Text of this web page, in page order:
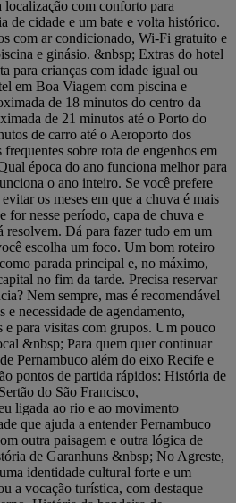
com conforto para
de cidade e um bate e volta histórico.
com ar condicionado, Wi-Fi gratuito e
e ginásio. &nbsp; Extras do hotel
para crianças com idade igual ou
em Boa Viagem com piscina e
de 18 minutos do centro da
de 21 minutos até o Porto do
de carro até o Aeroporto dos
frequentes sobre rota de engenhos em
época do ano funciona melhor para
o ano inteiro. Se você prefere
os meses em que a chuva é mais
for nesse período, capa de chuva e
resolvem. Dá para fazer tudo em um
escolha um foco. Um bom roteiro
parada principal e, no máximo,
no fim da tarde. Precisa reservar
Nem sempre, mas é recomendável
e necessidade de agendamento,
e para visitas com grupos. Um pouco
&nbsp; Para quem quer continuar
Pernambuco além do eixo Recife e
pontos de partida rápidos: História de
do São Francisco,
ligada ao rio e ao movimento
que ajuda a entender Pernambuco
outra paisagem e outra lógica de
de Garanhuns &nbsp; No Agreste,
identidade cultural forte e um
a vocação turística, com destaque